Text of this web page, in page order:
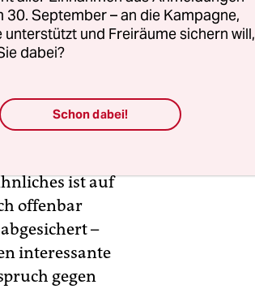
bis
ist auf
offenbar
–
interessante
gegen
30. September – an die Kampagne,
und Freiräume sichern will,
dabei?
Schon dabei!